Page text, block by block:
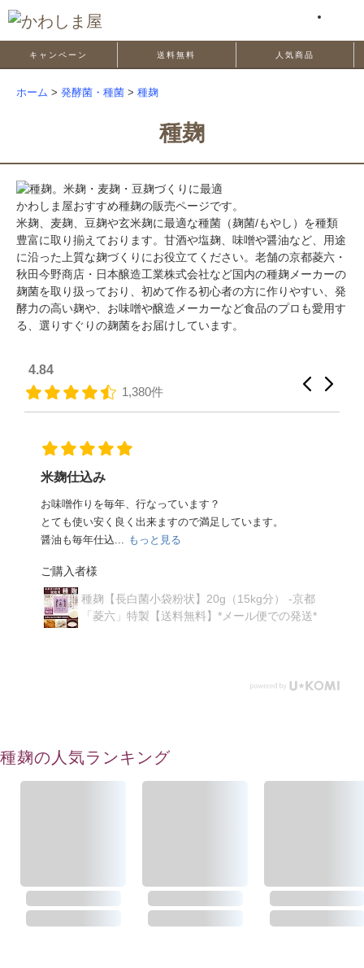
キャンペーン 送料無料 人気商品
ホーム > 発酵菌・種菌 > 種麹
種麹
かわしま屋おすすめ種麹の販売ページです。
米麹、麦麹、豆麹や玄米麹に最適な種菌（麹菌/もやし）を種類
豊富に取り揃えております。甘酒や塩麹、味噌や醤油など、用途
に沿った上質な麹づくりにお役立てください。老舗の京都菱六・
秋田今野商店・日本醸造工業株式会社など国内の種麹メーカーの
麹菌を取り扱っており、初めて作る初心者の方に作りやすい、発
酵力の高い麹や、お味噌や醸造メーカーなど食品のプロも愛用す
る、選りすぐりの麹菌をお届けしています。
4.84
1,380件
米麹仕込み
お味噌󠄀作りを毎年、行なっています？
とても使い安く良く出来ますので満足しています。
醤油も毎年仕込... もっと見る
ご購入者様
種麹【長白菌小袋粉状】20g（15kg分） -京都
「菱六」特製【送料無料】*メール便での発送*
種麹の人気ランキング